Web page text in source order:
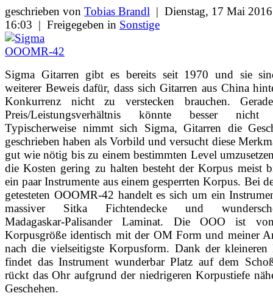
geschrieben von Tobias Brandl | Dienstag, 17 Mai 2016
16:03 | Freigegeben in Sonstige
Sigma Gitarren gibt es bereits seit 1970 und sie
weiterer Beweis dafür, dass sich Gitarren aus China
Konkurrenz nicht zu verstecken brauchen.
Preis/Leistungsverhältnis könnte besser nicht
Typischerweise nimmt sich Sigma, Gitarren die
geschrieben haben als Vorbild und versucht diese
gut wie nötig bis zu einem bestimmten Level
die Kosten gering zu halten besteht der Korpus meist
ein paar Instrumente aus einem gesperrten Korpus. Bei
getesteten OOOMR-42 handelt es sich um ein
massiver Sitka Fichtendecke und
Madagaskar-Palisander Laminat. Die OOO ist
Korpusgröße identisch mit der OM Form und meiner
nach die vielseitigste Korpusform. Dank der kleineren
findet das Instrument wunderbar Platz auf dem
rückt das Ohr aufgrund der niedrigeren Korpustiefe
Geschehen.